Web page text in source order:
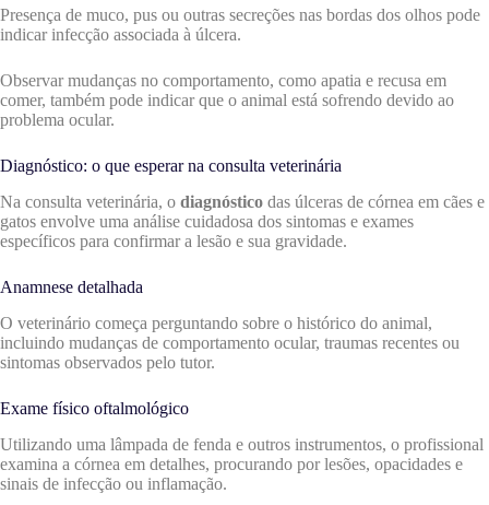
Presença de muco, pus ou outras secreções nas bordas dos olhos pode
indicar infecção associada à úlcera.
Observar mudanças no comportamento, como apatia e recusa em
comer, também pode indicar que o animal está sofrendo devido ao
problema ocular.
Diagnóstico: o que esperar na consulta veterinária
Na consulta veterinária, o diagnóstico das úlceras de córnea em cães e
gatos envolve uma análise cuidadosa dos sintomas e exames
específicos para confirmar a lesão e sua gravidade.
Anamnese detalhada
O veterinário começa perguntando sobre o histórico do animal,
incluindo mudanças de comportamento ocular, traumas recentes ou
sintomas observados pelo tutor.
Exame físico oftalmológico
Utilizando uma lâmpada de fenda e outros instrumentos, o profissional
examina a córnea em detalhes, procurando por lesões, opacidades e
sinais de infecção ou inflamação.